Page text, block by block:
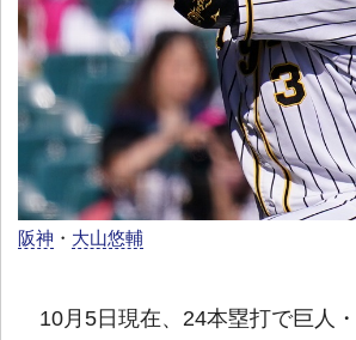
阪神 ・ 大山悠輔
10月5日現在、24本塁打で巨人